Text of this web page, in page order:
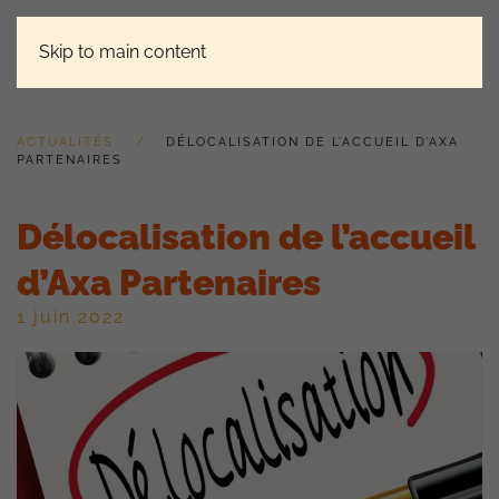
Skip to main content
ACTUALITÉS
DÉLOCALISATION DE L’ACCUEIL D’AXA
PARTENAIRES
Délocalisation de l’accueil
d’Axa Partenaires
1 juin 2022